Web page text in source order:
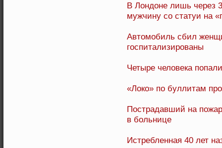
В Лондоне лишь через
мужчину со статуи на
Автомобиль сбил
госпитализированы
Четыре человека
«Локо» по буллитам
Пострадавший на
в больнице
Истребленная 40 лет